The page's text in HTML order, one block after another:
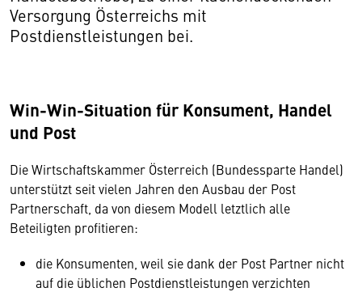
Versorgung Österreichs mit
Postdienstleistungen bei.
Win-Win-Situation für Konsument, Handel
und Post
Die Wirtschaftskammer Österreich (Bundessparte Handel)
unterstützt seit vielen Jahren den Ausbau der Post
Partnerschaft, da von diesem Modell letztlich alle
Beteiligten profitieren:
die Konsumenten, weil sie dank der Post Partner nicht
auf die üblichen Postdienstleistungen verzichten